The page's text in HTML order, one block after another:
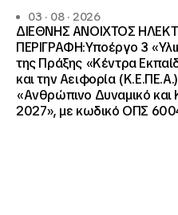
03 · 08 · 2026
ΔΙΕΘΝΗΣ ΑΝΟΙΧΤΟΣ
ΠΕΡΙΓΡΑΦΗ:Υποέργο 3
της Πράξης «Κέντρα
και την Αειφορία
«Ανθρώπινο Δυναμικό και
2027», με κωδικό ΟΠΣ